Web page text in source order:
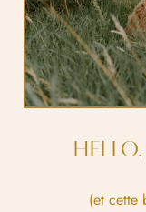
(et cette